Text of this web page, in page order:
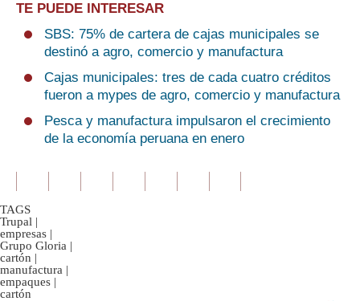
TE PUEDE INTERESAR
SBS: 75% de cartera de cajas municipales se
destinó a agro, comercio y manufactura
Cajas municipales: tres de cada cuatro créditos
fueron a mypes de agro, comercio y manufactura
Pesca y manufactura impulsaron el crecimiento
de la economía peruana en enero
TAGS
Trupal |
empresas |
Grupo Gloria |
cartón |
manufactura |
empaques |
cartón